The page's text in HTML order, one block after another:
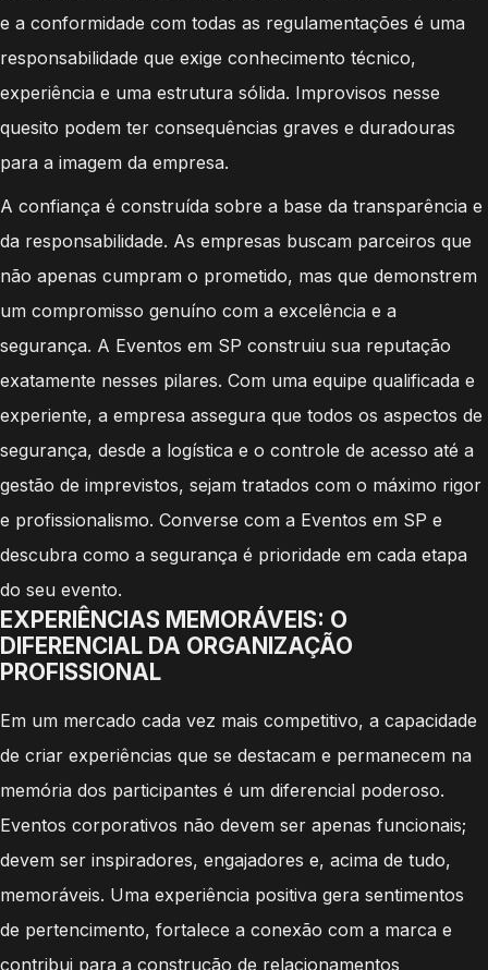
e a conformidade com todas as regulamentações é uma
responsabilidade que exige conhecimento técnico,
experiência e uma estrutura sólida. Improvisos nesse
quesito podem ter consequências graves e duradouras
para a imagem da empresa.
A confiança é construída sobre a base da transparência e
da responsabilidade. As empresas buscam parceiros que
não apenas cumpram o prometido, mas que demonstrem
um compromisso genuíno com a excelência e a
segurança. A Eventos em SP construiu sua reputação
exatamente nesses pilares. Com uma equipe qualificada e
experiente, a empresa assegura que todos os aspectos de
segurança, desde a logística e o controle de acesso até a
gestão de imprevistos, sejam tratados com o máximo rigor
e profissionalismo. Converse com a Eventos em SP e
descubra como a segurança é prioridade em cada etapa
do seu evento.
EXPERIÊNCIAS MEMORÁVEIS: O
DIFERENCIAL DA ORGANIZAÇÃO
PROFISSIONAL
Em um mercado cada vez mais competitivo, a capacidade
de criar experiências que se destacam e permanecem na
memória dos participantes é um diferencial poderoso.
Eventos corporativos não devem ser apenas funcionais;
devem ser inspiradores, engajadores e, acima de tudo,
memoráveis. Uma experiência positiva gera sentimentos
de pertencimento, fortalece a conexão com a marca e
contribui para a construção de relacionamentos